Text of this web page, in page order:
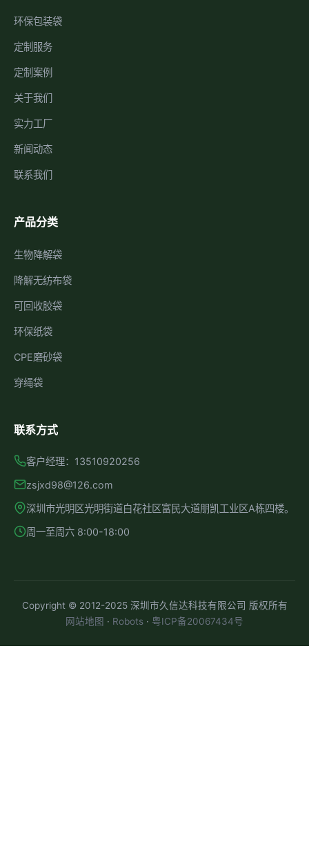
环保包装袋
定制服务
定制案例
关于我们
实力工厂
新闻动态
联系我们
产品分类
生物降解袋
降解无纺布袋
可回收胶袋
环保纸袋
CPE磨砂袋
穿绳袋
联系方式
客户经理：13510920256
zsjxd98@126.com
深圳市光明区光明街道白花社区富民大道朋凯工业区A栋四楼。
周一至周六 8:00-18:00
Copyright © 2012-2025 深圳市久信达科技有限公司 版权所有
网站地图 · Robots · 粤ICP备20067434号